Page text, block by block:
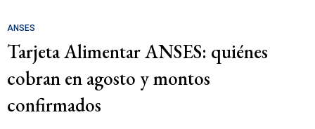
ANSES
Tarjeta Alimentar ANSES: quiénes
cobran en agosto y montos
confirmados